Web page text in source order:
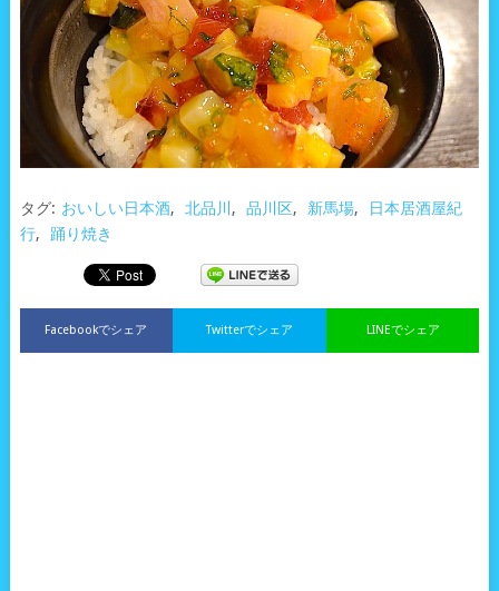
タグ: おいしい日本酒, 北品川, 品川区, 新馬場,
日本居酒屋紀
行, 踊り焼き
Facebookでシェア LINEでシェア
Twitterでシェア